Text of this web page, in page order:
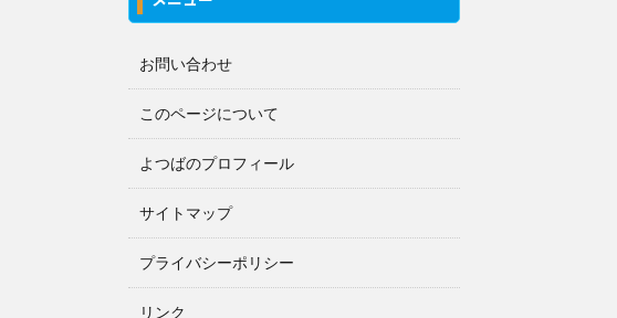
お問い合わせ
このページについて
よつばのプロフィール
サイトマップ
プライバシーポリシー
リンク